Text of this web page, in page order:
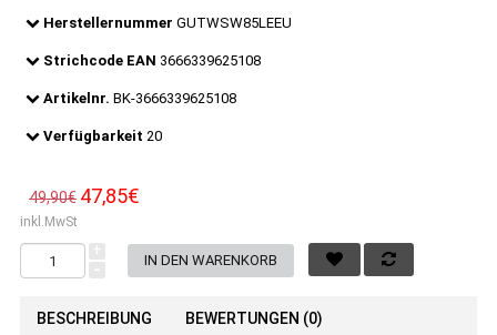
Herstellernummer GUTWSW85LEEU
Strichcode EAN 3666339625108
Artikelnr. BK-3666339625108
Verfügbarkeit 20
49,90€ 47,85€
inkl.MwSt
BESCHREIBUNG BEWERTUNGEN (0)